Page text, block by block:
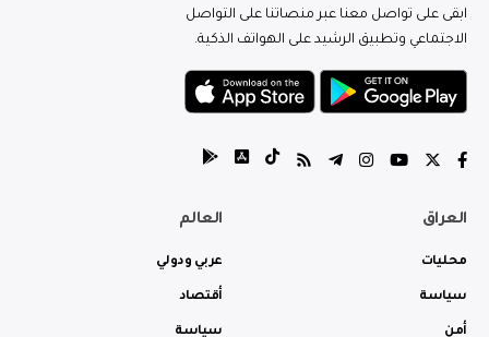
ابقى على تواصل معنا عبر منصاتنا على التواصل
الاجتماعي وتطبيق الرشيد على الهواتف الذكية.
العراق
محليات
سياسة
أمن
العالم
عربي ودولي
أقتصاد
سياسة